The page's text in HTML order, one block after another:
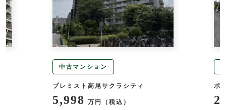
中古マンション
プレミスト高尾サクラシティ
万円（税込）
ポレスター高尾
万円（